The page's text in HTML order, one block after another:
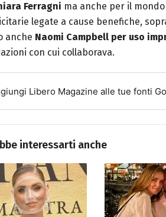
Ferragni ma anche per il
legate a cause benefiche,
anche Naomi Campbell per uso
con cui collaborava.
Libero Magazine alle tue fonti
interessarti anche